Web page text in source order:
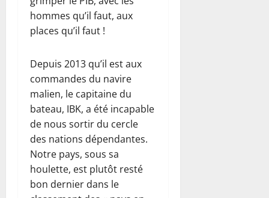
hommes qu’il faut, aux
places qu’il faut !
Depuis 2013 qu’il est aux
commandes du navire
malien, le capitaine du
bateau, IBK, a été incapable
de nous sortir du cercle
des nations dépendantes.
Notre pays, sous sa
houlette, est plutôt resté
bon dernier dans le